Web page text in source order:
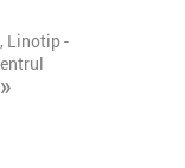
Linotip -
»